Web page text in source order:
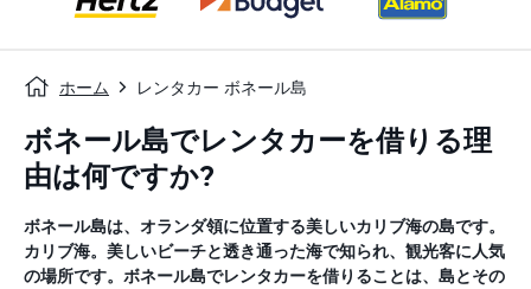
ホーム レンタカー ボネール島
ボネール島でレンタカーを借りる理
由は何ですか?
ボネール島は、オランダ領に位置する美しいカリブ海の島です。
カリブ海。美しいビーチと透き通った海で知られ、観光客に人気
の場所です。ボネール島でレンタカーを借りることは、島とその